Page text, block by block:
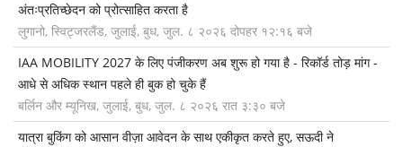
अंतःप्रतिच्छेदन को प्रोत्साहित करता है
लुगानो, स्विट्जरलैंड, जुलाई, बुध, जुल. ८ २०२६ दोपहर १२:१६ बजे
IAA MOBILITY 2027 के लिए पंजीकरण अब शुरू हो गया है - रिकॉर्ड तोड़ मांग -
आधे से अधिक स्थान पहले ही बुक हो चुके हैं
बर्लिन और म्यूनिख, जुलाई, बुध, जुल. ८ २०२६ रात ३:३० बजे
यात्रा बुकिंग को आसान वीज़ा आवेदन के साथ एकीकृत करते हुए, सऊदी ने